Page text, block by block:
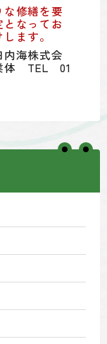
修繕を要
なってお
ます。
海株式会
体 TEL 01